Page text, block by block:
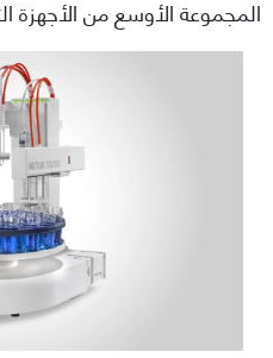
المجموعة الأوسع من الأجهزة